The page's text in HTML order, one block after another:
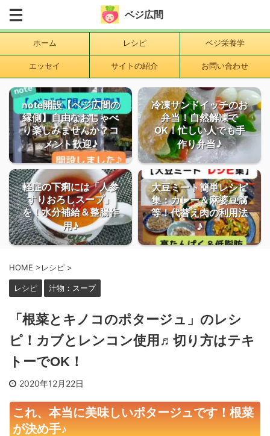
ベジ広間
ホーム レシピ ベジ栄養学
エッセイ サイトの紹介 お問い合わせ
note開設【ベジ広間の
縁側】自由なおしゃべ
り楽しみませんか？コ
メント歓迎♪
冷凍サンドイッチのお
弁当！自然解凍で
OK！忙しい人でも手
作り弁当♪
軽症の下痢には「人参
すりおろしスープ」
を！水分補給＆整腸作
用♪
大豆ミート簡単レシピ
集：カレー＆麻婆豆腐
等！代替え肉の利用法
♪
HOME >レシピ >
レシピ 汁物：スープ
「根菜とキノコのポタージュ」のレシ
ピ！カブとレンコン使用♬切り方はテキ
トーでOK！
2020年12月22日
これ、本当に美味しいポタージュです！根菜
が決め手♪